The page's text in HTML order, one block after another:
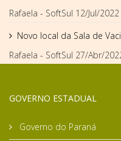
Rafaela - SoftSul 12/Jul/
Novo local da Sala de
Rafaela - SoftSul 27/Abr/
GOVERNO ESTADUAL
Governo do Paraná